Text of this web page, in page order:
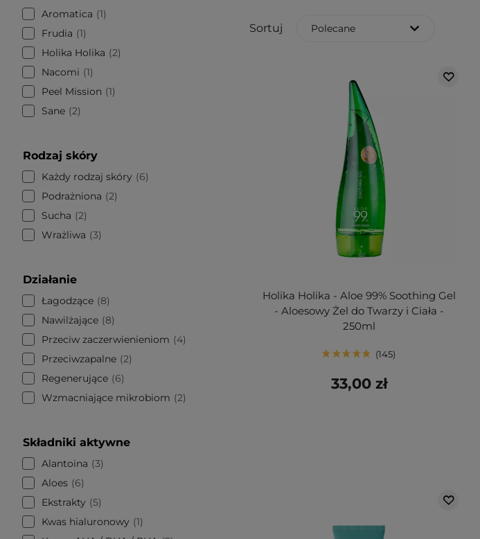
Aromatica
1
Frudia
1
Holika Holika
2
Nacomi
1
Peel Mission
1
Sane 2
Rodzaj skóry
Każdy rodzaj skóry
6
Podrażniona
2
Sucha
2
Wrażliwa
3
Działanie
Łagodzące 8
Nawilżające 8
Przeciw zaczerwienieniom
4
Przeciwzapalne 2
Regenerujące
6
Wzmacniające mikrobiom
2
Składniki aktywne
Alantoina
3
Aloes
6
Ekstrakty
5
Kwas hialuronowy
1
Sortuj Polecane
Holika Holika - Aloe 99% Soothing Gel
- Aloesowy Żel do Twarzy i Ciała -
250ml
145
33,00 zł